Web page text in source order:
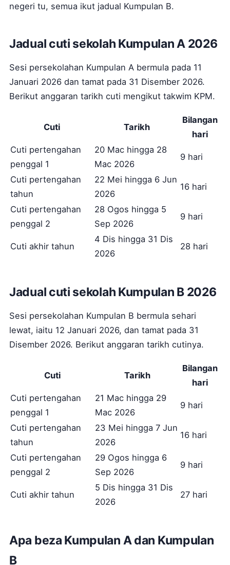
negeri tu, semua ikut jadual Kumpulan B.
Jadual cuti sekolah Kumpulan A 2026
Sesi persekolahan Kumpulan A bermula pada 11
Januari 2026 dan tamat pada 31 Disember 2026.
Berikut anggaran tarikh cuti mengikut takwim KPM.
Cuti Tarikh
Bilangan
hari
Cuti pertengahan
penggal 1
20 Mac hingga 28
Mac 2026
9 hari
Cuti pertengahan
tahun
22 Mei hingga 6 Jun
2026
16 hari
Cuti pertengahan
penggal 2
28 Ogos hingga 5
Sep 2026
9 hari
Cuti akhir tahun
4 Dis hingga 31 Dis
2026
28 hari
Jadual cuti sekolah Kumpulan B 2026
Sesi persekolahan Kumpulan B bermula sehari
lewat, iaitu 12 Januari 2026, dan tamat pada 31
Disember 2026. Berikut anggaran tarikh cutinya.
Cuti Tarikh
Bilangan
hari
Cuti pertengahan
penggal 1
21 Mac hingga 29
Mac 2026
9 hari
Cuti pertengahan
tahun
23 Mei hingga 7 Jun
2026
16 hari
Cuti pertengahan
penggal 2
29 Ogos hingga 6
Sep 2026
9 hari
Cuti akhir tahun
5 Dis hingga 31 Dis
2026
27 hari
Apa beza Kumpulan A dan Kumpulan
B